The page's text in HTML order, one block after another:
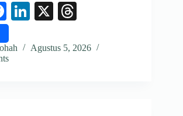
Fa
ce
bo
ok
Li
ed
X
ea
Agustus 5, 2026